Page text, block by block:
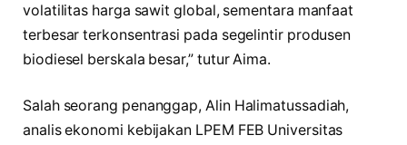
volatilitas harga sawit global, sementara manfaat
terbesar terkonsentrasi pada segelintir produsen
biodiesel berskala besar,” tutur Aima.
Salah seorang penanggap, Alin Halimatussadiah,
analis ekonomi kebijakan LPEM FEB Universitas